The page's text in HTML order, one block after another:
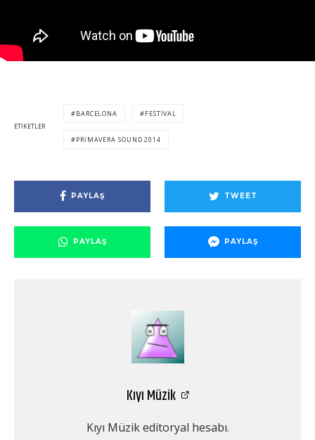
ETIKETLER
BARCELONA FESTIVAL
PRIMAVERA SOUND 2014
PAYLAŞ TWEET
PAYLAŞ PAYLAŞ
Kıyı Müzik
Kıyı Müzik editoryal hesabı.